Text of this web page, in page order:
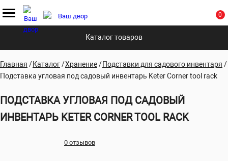
0
Каталог товаров
Главная Каталог Хранение
Подставки для садового инвентаря
Подставка угловая под садовый инвентарь Keter Corner tool rack
ПОДСТАВКА УГЛОВАЯ ПОД САДОВЫЙ
ИНВЕНТАРЬ KETER CORNER TOOL RACK
0 отзывов